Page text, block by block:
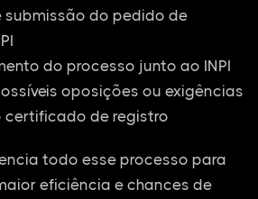
submissão do pedido de
do processo junto ao INPI
oposições ou exigências
certificado de registro
todo esse processo para
eficiência e chances de